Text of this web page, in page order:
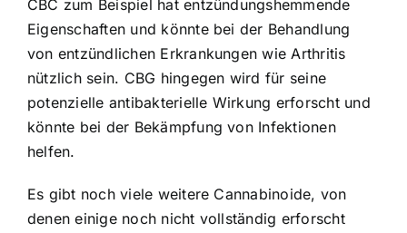
CBC zum Beispiel hat entzündungshemmende
Eigenschaften und könnte bei der Behandlung
von entzündlichen Erkrankungen wie Arthritis
nützlich sein. CBG hingegen wird für seine
potenzielle antibakterielle Wirkung erforscht und
könnte bei der Bekämpfung von Infektionen
helfen.
Es gibt noch viele weitere Cannabinoide, von
denen einige noch nicht vollständig erforscht